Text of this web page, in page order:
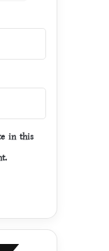
in this